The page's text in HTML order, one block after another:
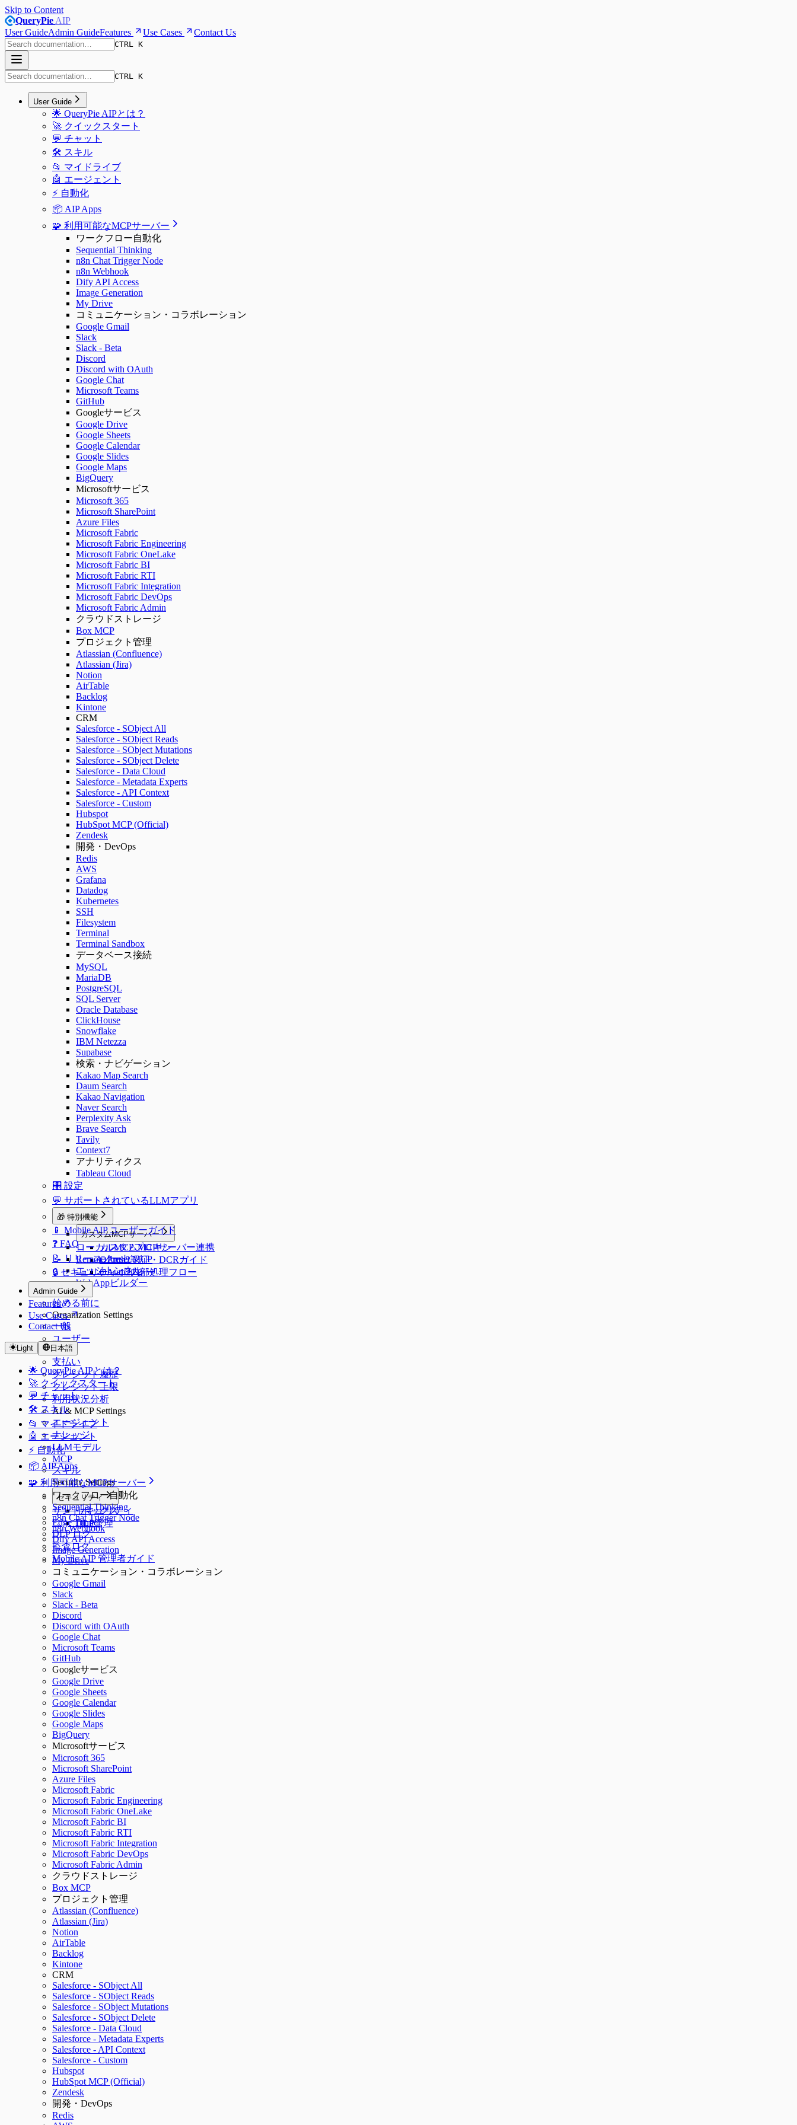
Skip to Content
QueryPie AIP
User GuideAdmin GuideFeatures Use Cases Contact Us
CTRL K
CTRL K
User Guide
🌟 QueryPie AIPとは？
🚀 クイックスタート
💬 チャット
🛠️ スキル
📂 マイドライブ
🤖 エージェント
⚡️ 自動化
📦 AIP Apps
🧩 利用可能なMCPサーバー
ワークフロー自動化
Sequential Thinking
n8n Chat Trigger Node
n8n Webhook
Dify API Access
Image Generation
My Drive
コミュニケーション・コラボレーション
Google Gmail
Slack
Slack - Beta
Discord
Discord with OAuth
Google Chat
Microsoft Teams
GitHub
Googleサービス
Google Drive
Google Sheets
Google Calendar
Google Slides
Google Maps
BigQuery
Microsoftサービス
Microsoft 365
Microsoft SharePoint
Azure Files
Microsoft Fabric
Microsoft Fabric Engineering
Microsoft Fabric OneLake
Microsoft Fabric BI
Microsoft Fabric RTI
Microsoft Fabric Integration
Microsoft Fabric DevOps
Microsoft Fabric Admin
クラウドストレージ
Box MCP
プロジェクト管理
Atlassian (Confluence)
Atlassian (Jira)
Notion
AirTable
Backlog
Kintone
CRM
Salesforce - SObject All
Salesforce - SObject Reads
Salesforce - SObject Mutations
Salesforce - SObject Delete
Salesforce - Data Cloud
Salesforce - Metadata Experts
Salesforce - API Context
Salesforce - Custom
Hubspot
HubSpot MCP (Official)
Zendesk
開発・DevOps
Redis
AWS
Grafana
Datadog
Kubernetes
SSH
Filesystem
Terminal
Terminal Sandbox
データベース接続
MySQL
MariaDB
PostgreSQL
SQL Server
Oracle Database
ClickHouse
Snowflake
IBM Netezza
Supabase
検索・ナビゲーション
Kakao Map Search
Daum Search
Kakao Navigation
Naver Search
Perplexity Ask
Brave Search
Tavily
Context7
アナリティクス
Tableau Cloud
🎛️ 設定
💬 サポートされているLLMアプリ
🎁 特別機能
カスタムMCPサーバー
カスタムMCPサーバー連携
OAuth2認証・DCRガイド
OAuth2内部処理フロー
ローカルMCPプロキシ
Remote Preset MCP
エッジトンネル
WebAppビルダー
📱 Mobile AIP ユーザーガイド
❓ FAQ
📝 リリースノート
🔒 セキュリティポリシー
Admin Guide
始める前に
Organization Settings
一般
ユーザー
SSO
支払い
クレジット履歴
クレジット上限
利用状況分析
AI & MCP Settings
エージェント
ナレッジ
LLMモデル
MCP
スキル
Security Settings
セキュリティ
セキュリティ
DLP管理
サンドボックス
Edge Tunnel
DLP ログ
監査ログ
Mobile AIP 管理者ガイド
Features
Use Cases
Contact Us
Light 日本語
🌟 QueryPie AIPとは？
🚀 クイックスタート
💬 チャット
🛠️ スキル
📂 マイドライブ
🤖 エージェント
⚡️ 自動化
📦 AIP Apps
🧩 利用可能なMCPサーバー
ワークフロー自動化
Sequential Thinking
n8n Chat Trigger Node
n8n Webhook
Dify API Access
Image Generation
My Drive
コミュニケーション・コラボレーション
Google Gmail
Slack
Slack - Beta
Discord
Discord with OAuth
Google Chat
Microsoft Teams
GitHub
Googleサービス
Google Drive
Google Sheets
Google Calendar
Google Slides
Google Maps
BigQuery
Microsoftサービス
Microsoft 365
Microsoft SharePoint
Azure Files
Microsoft Fabric
Microsoft Fabric Engineering
Microsoft Fabric OneLake
Microsoft Fabric BI
Microsoft Fabric RTI
Microsoft Fabric Integration
Microsoft Fabric DevOps
Microsoft Fabric Admin
クラウドストレージ
Box MCP
プロジェクト管理
Atlassian (Confluence)
Atlassian (Jira)
Notion
AirTable
Backlog
Kintone
CRM
Salesforce - SObject All
Salesforce - SObject Reads
Salesforce - SObject Mutations
Salesforce - SObject Delete
Salesforce - Data Cloud
Salesforce - Metadata Experts
Salesforce - API Context
Salesforce - Custom
Hubspot
HubSpot MCP (Official)
Zendesk
開発・DevOps
Redis